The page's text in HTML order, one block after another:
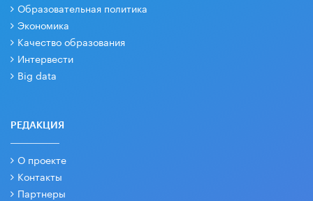
Образовательная политика
Экономика
Качество образования
Интервести
Big data
РЕДАКЦИЯ
О проекте
Контакты
Партнеры